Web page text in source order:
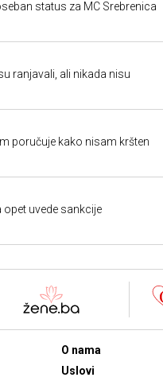
status za MC Srebrenica
ranjavali, ali nikada nisu
poručuje kako nisam kršten
opet uvede sankcije
O nama
Uslovi